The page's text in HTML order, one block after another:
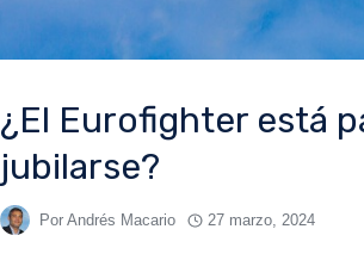
¿El Eurofighter está
jubilarse?
Por Andrés Macario 27 marzo, 2024